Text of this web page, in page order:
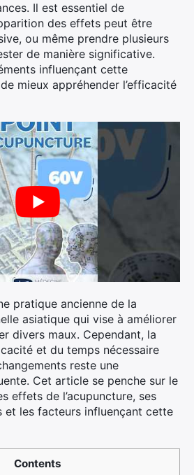
Il est essentiel de
des effets peut être
ou même prendre plusieurs
de manière significative.
influençant cette
mieux appréhender l’efficacité
pratique ancienne de la
asiatique qui vise à améliorer
divers maux. Cependant, la
et du temps nécessaire
reste une
Cet article se penche sur le
effets de l’acupuncture, ses
et les facteurs influençant cette
Contents